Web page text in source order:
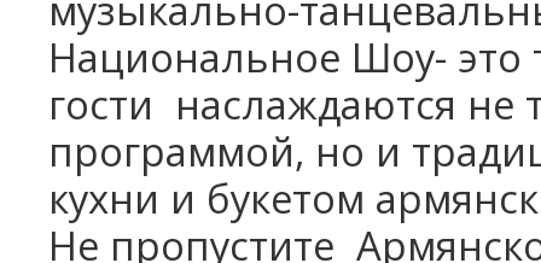
Национальное Шоу- это
гости наслаждаются не
программой, но и
кухни и букетом
Не пропустите